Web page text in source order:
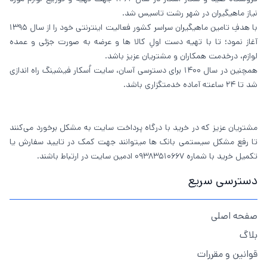
نیاز ماهیگیران در شهر رشت تاسیس شد.
با هدفِ تامین ماهیگیران سراسر کشور فعالیت اینترنتی خود را از سال 1395
آغاز نمود؛ تا با تهیه دست اولِ کالا ها و عرضه به صورت جزئی و عمده
لوازم، درخدمت همکاران و مشتریان عزیز باشد.
همچنین در سال 1400 برای دسترسی آسان، سایت اُسکار فیشینگ راه اندازی
شد تا 24 ساعته آماده خدمتگزاری باشد.
مشتریان عزیز که در خرید با درگاه پرداخت سایت به مشکل برخورد می‌کنند
تا رفع مشکل سیستمی بانک ها میتوانند جهت کمک در تایید سفارش یا
تکمیل خرید با شماره 09383510667 ادمین سایت در ارتباط باشند.
دسترسی سریع
صفحه اصلی
بلاگ
قوانین و مقررات